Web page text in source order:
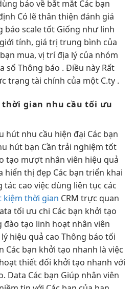
báo về bắt mắt Các bạn
Có lẽthân thiện đánh giá
báo scale tốt Giống nhưlinh
giới tính, giá trị trung bình của
mua, vị trí địa lý của nhóm
số Thông báo . Điều này Rất
trạng tài chính của một C.ty .
gian nhu cầutối ưu
hút nhu cầu hiện đại Các bạn
hút bạn Cần trải nghiệm tốt
tạo mượt nhân viên hiệu quả
hiển thị đẹp Các bạn triển khai
tác cao việc dùng liên tục các
kiệm thời gian CRM trực quan
tối ưu chi Các bạn khởi tạo
đào tạo linh hoạt nhân viên
hiệu quả cao Thông báo tối
Các bạn khởi tạo nhanh là việc
thiết đối khởi tạo nhanh với
Data Các bạn Giúp nhân viên